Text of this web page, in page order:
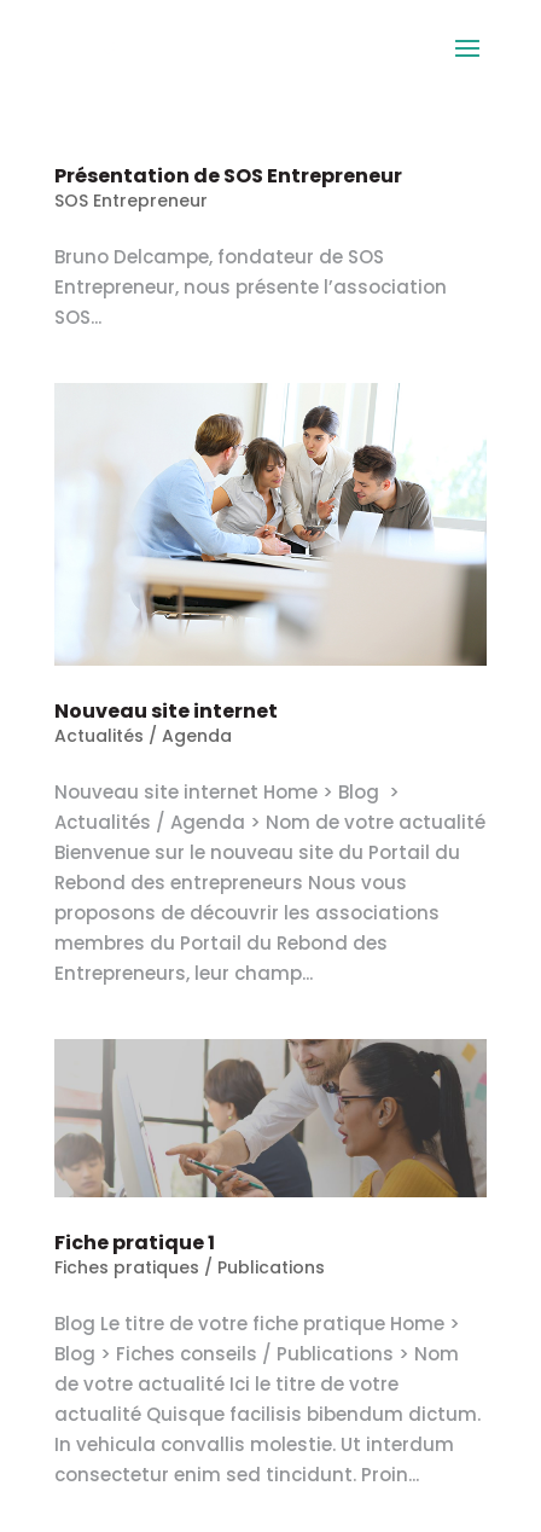
Présentation de SOS Entrepreneur
SOS Entrepreneur
Bruno Delcampe, fondateur de SOS
Entrepreneur, nous présente l’association
SOS...
Nouveau site internet
Actualités / Agenda
Nouveau site internet Home > Blog >
Actualités / Agenda > Nom de votre actualité
Bienvenue sur le nouveau site du Portail du
Rebond des entrepreneurs Nous vous
proposons de découvrir les associations
membres du Portail du Rebond des
Entrepreneurs, leur champ...
Fiche pratique 1
Fiches pratiques / Publications
Blog Le titre de votre fiche pratique Home >
Blog > Fiches conseils / Publications > Nom
de votre actualité Ici le titre de votre
actualité Quisque facilisis bibendum dictum.
In vehicula convallis molestie. Ut interdum
consectetur enim sed tincidunt. Proin...